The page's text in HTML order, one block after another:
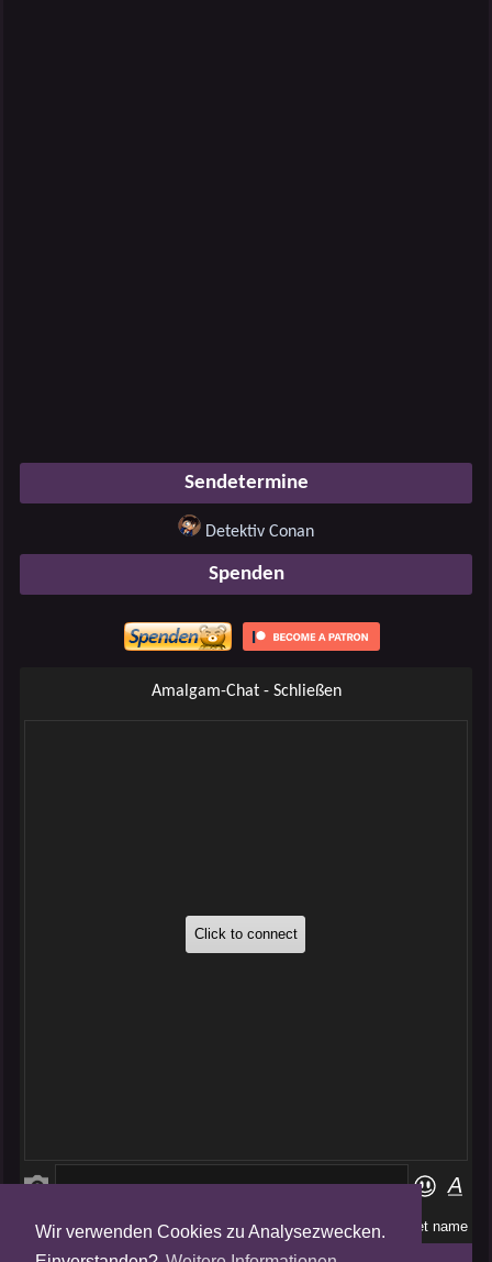
Wir verwenden Cookies zu Analysezwecken.
Sendetermine
Detektiv Conan
Spenden
Amalgam-Chat - Schließen